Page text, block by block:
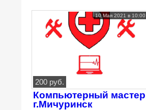
10 Мая 2021 в 10:00
200 руб.
Компьютерный мастер
г.Мичуринск